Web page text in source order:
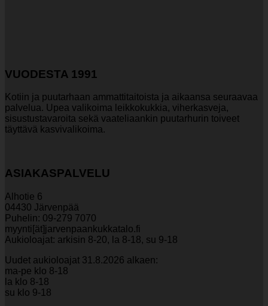
VUODESTA 1991
Kotiin ja puutarhaan ammattitaitoista ja aikaansa seuraavaa
palvelua. Upea valikoima leikkokukkia, viherkasveja,
sisustustavaroita sekä vaateliaankin puutarhurin toiveet
täyttävä kasvivalikoima.
ASIAKASPALVELU
Alhotie 6
04430 Järvenpää
Puhelin: 09-279 7070
myynti[ät]jarvenpaankukkatalo.fi
Aukioloajat: arkisin 8-20, la 8-18, su 9-18
Uudet aukioloajat 31.8.2026 alkaen:
ma-pe klo 8-18
la klo 8-18
su klo 9-18